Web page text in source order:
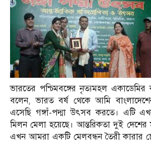
ভারতের পশ্চিমবঙ্গের নৃত্যমহল একাডেমির
বলেন, ভারত বর্ষ থেকে আমি
এসেছি গঙ্গাঁ-পদ্মা উৎসব করতে। এটি
মিলন মেলা হয়েছে। আন্তরিকতা দুই
এখন আমরা একটি মেলবন্ধন তৈরী কারার